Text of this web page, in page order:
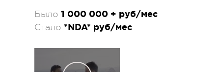
Было 1 000 000 + руб/мес
Стало *NDA* руб/мес